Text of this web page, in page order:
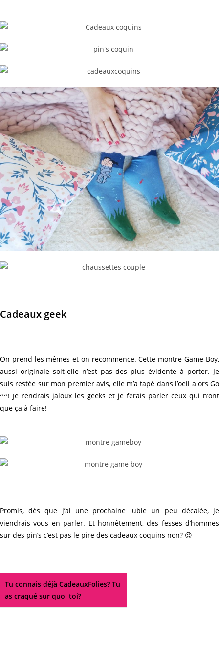
Cadeaux geek
On prend les mêmes et on recommence. Cette montre Game-Boy,
aussi originale soit-elle n’est pas des plus évidente à porter. Je
suis restée sur mon premier avis, elle m’a tapé dans l’oeil alors Go
^^! Je rendrais jaloux les geeks et je ferais parler ceux qui n’ont
que ça à faire!
Promis, dès que j’ai une prochaine lubie un peu décalée, je
viendrais vous en parler. Et honnêtement, des fesses d’hommes
sur des pin’s c’est pas le pire des cadeaux coquins non? 😉
Tu connais déjà CadeauxFolies? Tu
as craqué sur quoi toi?